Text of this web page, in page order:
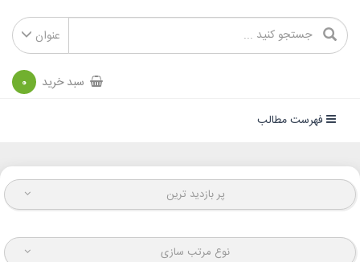
عنوان
سبد خرید 0
فهرست مطالب
پر بازدید ترین
نوع مرتب سازی